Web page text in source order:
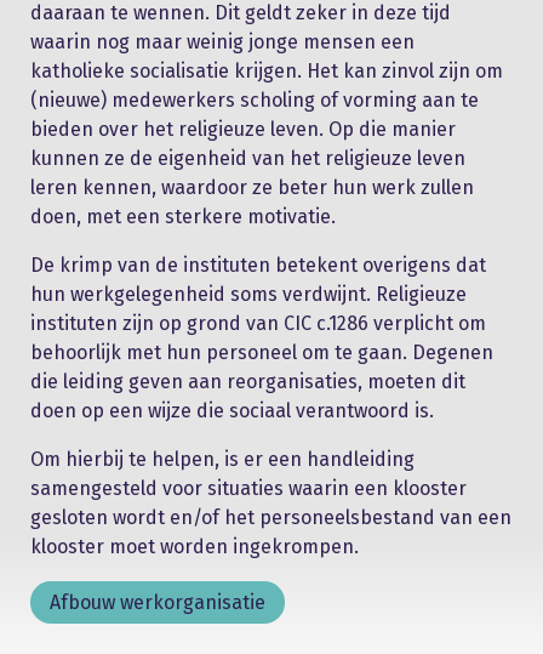
daaraan te wennen. Dit geldt zeker in deze tijd
waarin nog maar weinig jonge mensen een
katholieke socialisatie krijgen. Het kan zinvol zijn om
(nieuwe) medewerkers scholing of vorming aan te
bieden over het religieuze leven. Op die manier
kunnen ze de eigenheid van het religieuze leven
leren kennen, waardoor ze beter hun werk zullen
doen, met een sterkere motivatie.
De krimp van de instituten betekent overigens dat
hun werkgelegenheid soms verdwijnt. Religieuze
instituten zijn op grond van CIC c.1286 verplicht om
behoorlijk met hun personeel om te gaan. Degenen
die leiding geven aan reorganisaties, moeten dit
doen op een wijze die sociaal verantwoord is.
Om hierbij te helpen, is er een handleiding
samengesteld voor situaties waarin een klooster
gesloten wordt en/of het personeelsbestand van een
klooster moet worden ingekrompen.
Afbouw werkorganisatie